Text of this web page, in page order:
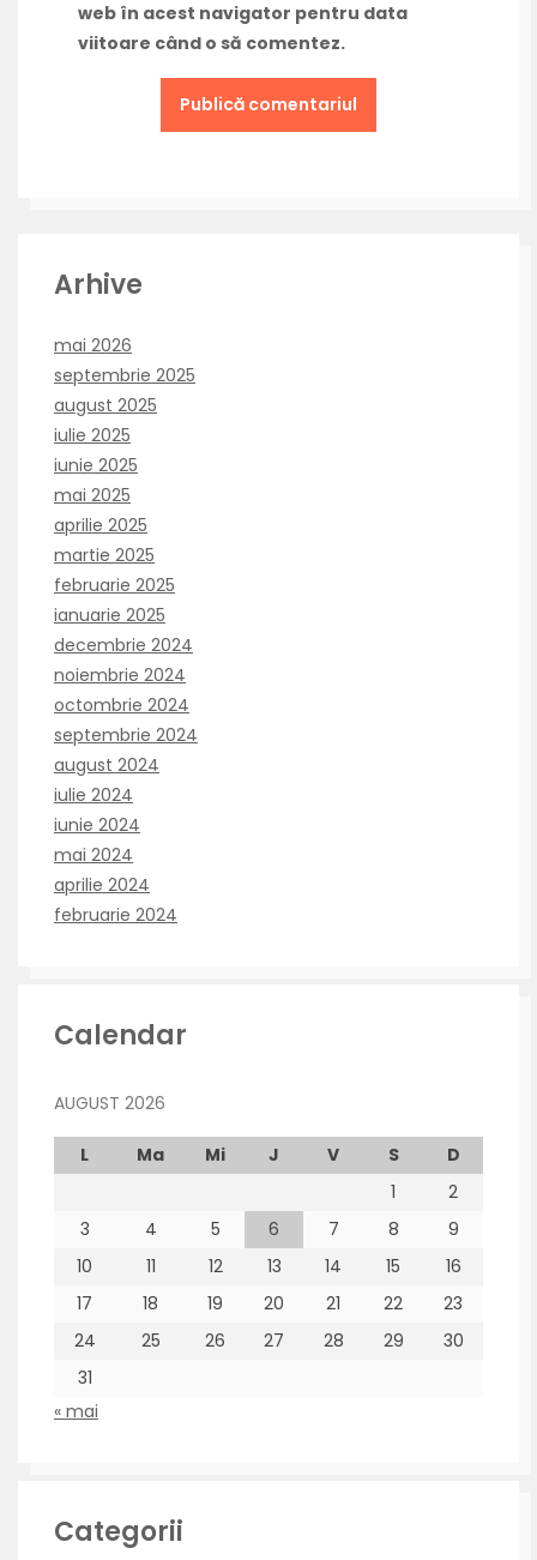
web în acest navigator pentru data
viitoare când o să comentez.
Arhive
mai 2026
septembrie 2025
august 2025
iulie 2025
iunie 2025
mai 2025
aprilie 2025
martie 2025
februarie 2025
ianuarie 2025
decembrie 2024
noiembrie 2024
octombrie 2024
septembrie 2024
august 2024
iulie 2024
iunie 2024
mai 2024
aprilie 2024
februarie 2024
Calendar
AUGUST 2026
L Ma Mi J V S
D
1
2
3
4 5 6 7 8
9
10
11 12 13 14 15
16
17
18 19 20 21 22
23
24
25 26 27 28 29
30
31
« mai
Categorii